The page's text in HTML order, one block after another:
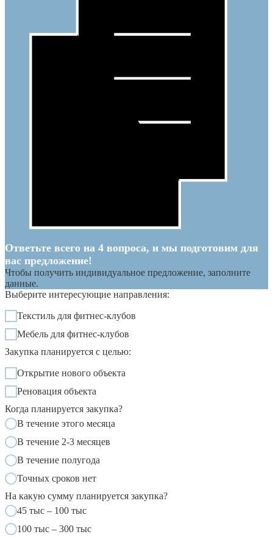
Ответьте всего на 4 вопроса, и мы подготовим для
вас предложение!
Чтобы получить индивидуальное предложение, заполните
данные.
Выберите интересующие направления:
Текстиль для фитнес-клубов
Мебель для фитнес-клубов
Закупка планируется с целью:
Открытие нового объекта
Реновация объекта
Когда планируется закупка?
В течение этого месяца
В течение 2-3 месяцев
В течение полугода
Точных сроков нет
На какую сумму планируется закупка?
45 тыс – 100 тыс
100 тыс – 300 тыс